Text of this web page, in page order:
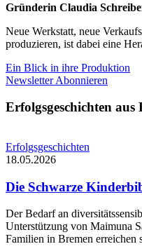
Gründerin Claudia
Neue Werkstatt, neue
produzieren, ist dabei eine
Ein Blick in ihre Produktion
Newsletter Abonnieren
Erfolgsgeschichten
Erfolgsgeschichten
18.05.2026
Die Schwarze
Der Bedarf an
Unterstützung von Maimuna
Familien in Bremen erreichen